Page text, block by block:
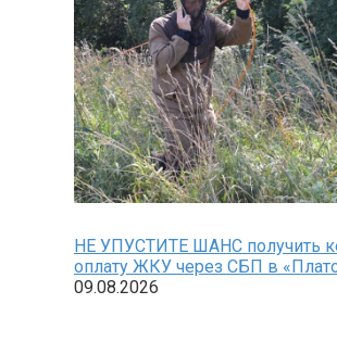
НЕ УПУСТИТЕ ШАНС получить
оплату ЖКУ через СБП в
09.08.2026